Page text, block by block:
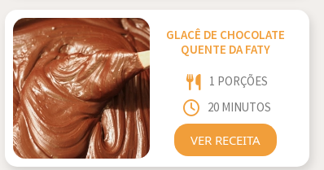
GLACÊ DE CHOCOLATE
QUENTE DA FATY
1 PORÇÕES
20 MINUTOS
VER RECEITA